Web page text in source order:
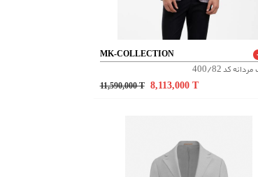
MK-COLLECTION
کد 400/82
11,590,000T 8,113,000 T